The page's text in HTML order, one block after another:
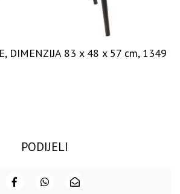
DIMENZIJA 83 x 48 x 57 cm, 1349
PODIJELI